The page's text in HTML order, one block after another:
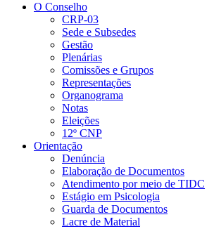
O Conselho
CRP-03
Sede e Subsedes
Gestão
Plenárias
Comissões e Grupos
Representações
Organograma
Notas
Eleições
12º CNP
Orientação
Denúncia
Elaboração de Documentos
Atendimento por meio de TIDC
Estágio em Psicologia
Guarda de Documentos
Lacre de Material